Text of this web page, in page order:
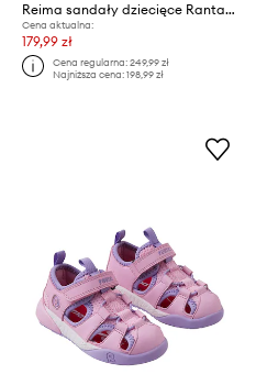
Reima sandały dziecięce Rantaan
Cena aktualna:
179,99 zł
Cena regularna:249,99 zł
Najniższa cena:198,99 zł